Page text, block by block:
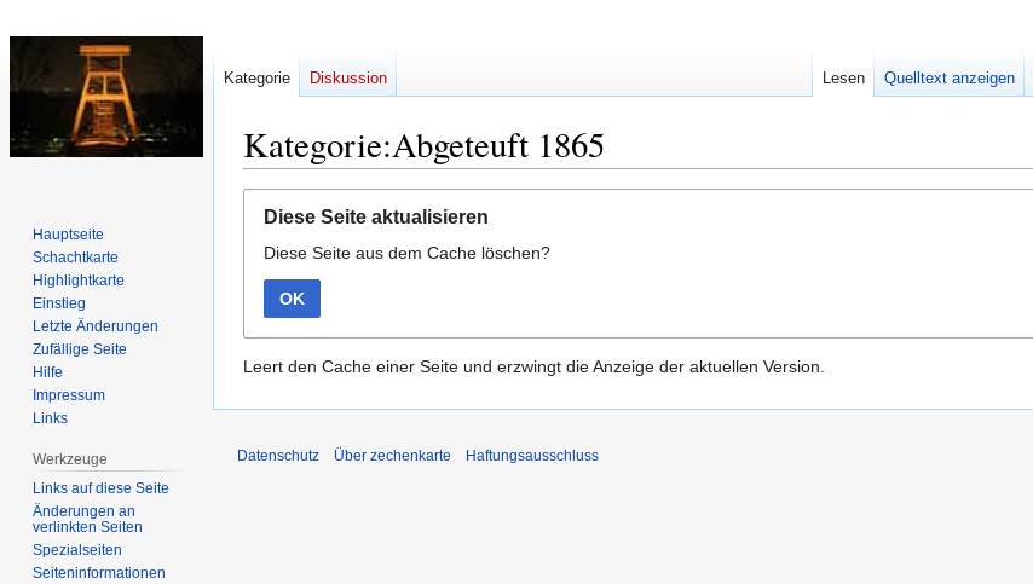
Kategorie:Abgeteuft 1865
Navigation
springen
Suche
springen
Diese Seite aktualisieren
Diese Seite aus dem Cache löschen?
OK
Leert den Cache einer Seite und erzwingt die Anzeige der aktuellen Version.
Kategorie Diskussion Lesen Quelltext anzeigen
Hauptseite
Schachtkarte
Highlightkarte
Einstieg
Letzte Änderungen
Zufällige Seite
Hilfe
Impressum
Links
Werkzeuge
Links auf diese Seite
Änderungen an
verlinkten Seiten
Spezialseiten
Seiten­­informationen
Datenschutz Über zechenkarte Haftungsausschluss